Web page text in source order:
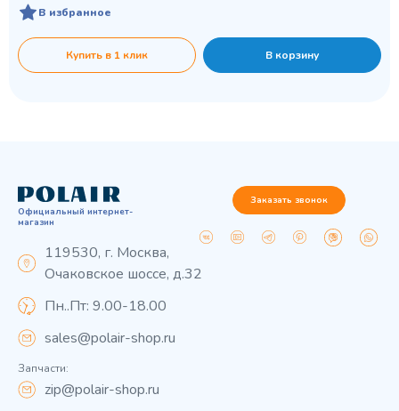
В избранное
Купить в 1 клик В корзину
Официальный интернет-
магазин
119530, г. Москва,
Очаковское шоссе, д.32
Пн..Пт: 9.00-18.00
sales@polair-shop.ru
Запчасти:
zip@polair-shop.ru
Заказать звонок